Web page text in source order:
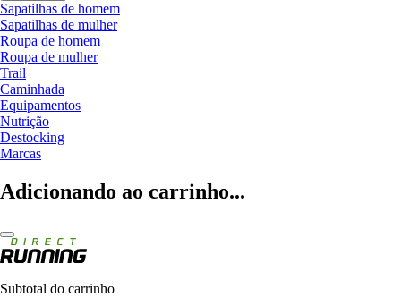
Sapatilhas de homem
Sapatilhas de mulher
Roupa de homem
Roupa de mulher
Trail
Caminhada
Equipamentos
Nutrição
Destocking
Marcas
Adicionando ao carrinho...
Subtotal do carrinho